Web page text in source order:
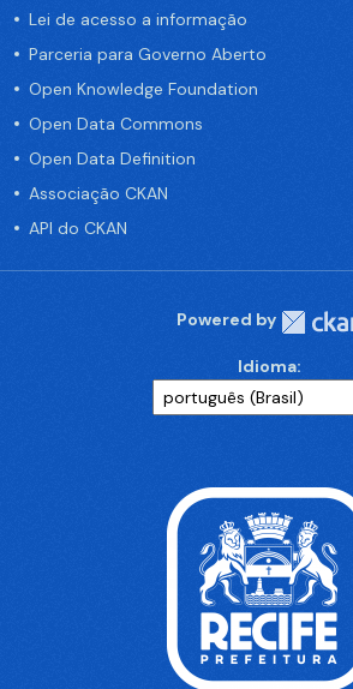
Lei de acesso a informação
Parceria para Governo Aberto
Open Knowledge Foundation
Open Data Commons
Open Data Definition
Associação CKAN
API do CKAN
Powered by
Idioma